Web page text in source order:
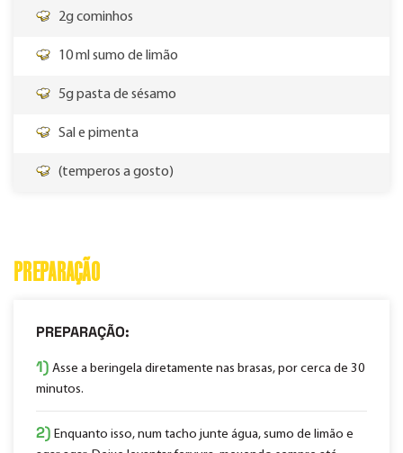
2g cominhos
10 ml sumo de limão
5g pasta de sésamo
Sal e pimenta
(temperos a gosto)
PREPARAÇÃO
PREPARAÇÃO:
1) Asse a beringela diretamente nas brasas, por cerca de 30
minutos.
2) Enquanto isso, num tacho junte água, sumo de limão e